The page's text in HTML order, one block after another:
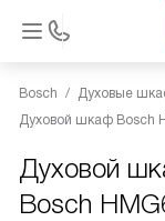
Bosch Духовые
Духовой шкаф Bosch
Духовой
Bosch